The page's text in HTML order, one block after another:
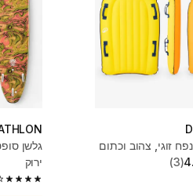
זוגי, צהוב וכתום
(3)
ירוק
4.4 out of 5 stars from 36 reviews